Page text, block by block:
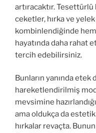
artıracaktır.
ceketler, hırka ve
kombinlendiğinde
hayatında daha rahat
tercih edebilirsiniz.
Bunların yanında
hareketlendirilmiş
mevsimine
ama oldukça da
hırkalar revaçta.